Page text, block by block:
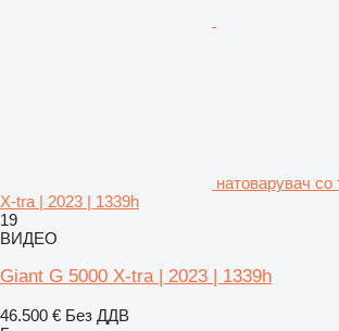
натоварувач
X-tra | 2023 | 1339h
19
ВИДЕО
Giant G 5000 X-tra | 2023 | 1339h
46.500 € Без ДДВ